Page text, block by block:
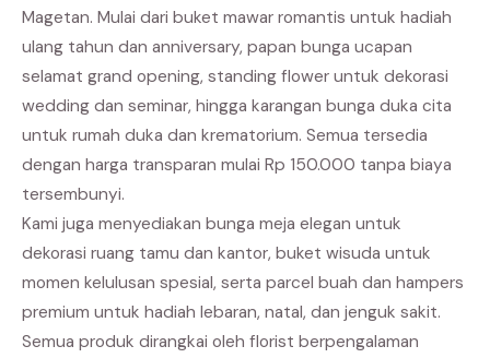
Magetan. Mulai dari buket mawar romantis untuk hadiah
ulang tahun dan anniversary, papan bunga ucapan
selamat grand opening, standing flower untuk dekorasi
wedding dan seminar, hingga karangan bunga duka cita
untuk rumah duka dan krematorium. Semua tersedia
dengan harga transparan mulai Rp 150.000 tanpa biaya
tersembunyi.
Kami juga menyediakan bunga meja elegan untuk
dekorasi ruang tamu dan kantor, buket wisuda untuk
momen kelulusan spesial, serta parcel buah dan hampers
premium untuk hadiah lebaran, natal, dan jenguk sakit.
Semua produk dirangkai oleh florist berpengalaman